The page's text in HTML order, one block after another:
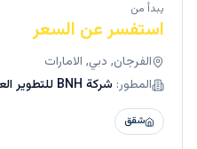
يبدأ من
استفسر عن السعر
الفرجان, دبي, الامارات
المطور: شركة BNH للتطوير العقاري
شقق